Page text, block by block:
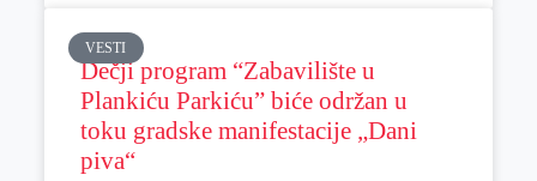
VESTI
Dečji program “Zabavilište u
Plankiću Parkiću” biće održan u
toku gradske manifestacije „Dani
piva“